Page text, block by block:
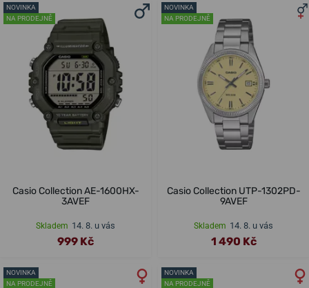
NOVINKA
NA PRODEJNĚ
Casio Collection AE-1600HX-
3AVEF
Skladem 14. 8. u vás
999 Kč
NOVINKA
NA PRODEJNĚ
Casio Collection UTP-1302PD-
9AVEF
Skladem 14. 8. u vás
1 490 Kč
NOVINKA
NA PRODEJNĚ
NOVINKA
NA PRODEJNĚ